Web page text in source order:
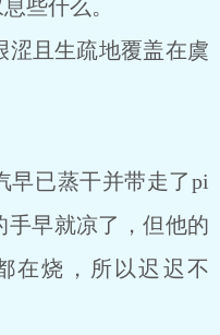
些什么。
且生疏地覆盖在虞
已蒸干并带走了pi
手早就凉了，但他的
在烧，所以迟迟不